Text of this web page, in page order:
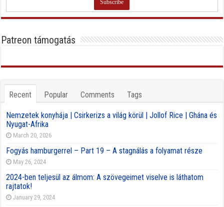
Patreon támogatás
Recent Popular Comments Tags
Nemzetek konyhája | Csirkerizs a világ körül | Jollof Rice | Ghána és
Nyugat-Afrika
March 20, 2026
Fogyás hamburgerrel – Part 19 – A stagnálás a folyamat része
May 26, 2024
2024-ben teljesül az álmom: A szövegeimet viselve is láthatom
rajtatok!
January 29, 2024